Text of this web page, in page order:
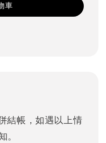
車
結帳，如遇以上情
。